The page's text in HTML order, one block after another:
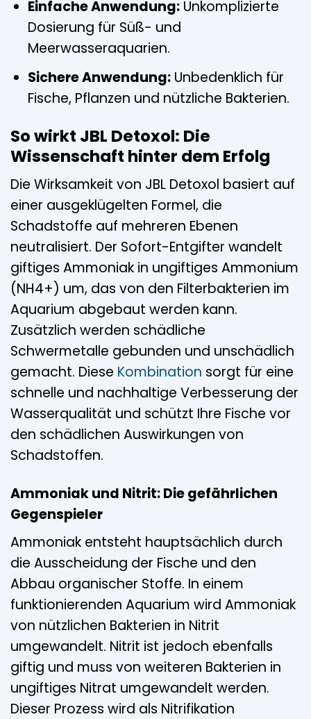
Einfache Anwendung:Unkomplizierte
Dosierung für Süß- und
Meerwasseraquarien.
Sichere Anwendung:Unbedenklich für
Fische, Pflanzen und nützliche Bakterien.
So wirkt JBL Detoxol: Die
Wissenschaft hinter dem Erfolg
Die Wirksamkeit von JBL Detoxol basiert auf
einer ausgeklügelten Formel, die
Schadstoffe auf mehreren Ebenen
neutralisiert. Der Sofort-Entgifter wandelt
giftiges Ammoniak in ungiftiges Ammonium
(NH4+) um, das von den Filterbakterien im
Aquarium abgebaut werden kann.
Zusätzlich werden schädliche
Schwermetalle gebunden und unschädlich
gemacht. Diese Kombination sorgt für eine
schnelle und nachhaltige Verbesserung der
Wasserqualität und schützt Ihre Fische vor
den schädlichen Auswirkungen von
Schadstoffen.
Ammoniak und Nitrit: Die gefährlichen
Gegenspieler
Ammoniak entsteht hauptsächlich durch
die Ausscheidung der Fische und den
Abbau organischer Stoffe. In einem
funktionierenden Aquarium wird Ammoniak
von nützlichen Bakterien in Nitrit
umgewandelt. Nitrit ist jedoch ebenfalls
giftig und muss von weiteren Bakterien in
ungiftiges Nitrat umgewandelt werden.
Dieser Prozess wird als Nitrifikation